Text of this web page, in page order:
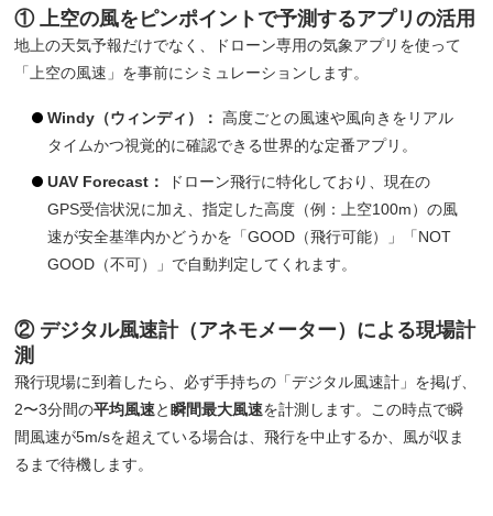
① 上空の風をピンポイントで予測するアプリの活用
地上の天気予報だけでなく、ドローン専用の気象アプリを使って
「上空の風速」を事前にシミュレーションします。
Windy（ウィンディ）： 高度ごとの風速や風向きをリアル
タイムかつ視覚的に確認できる世界的な定番アプリ。
UAV Forecast：
ドローン飛行に特化しており、現在の
GPS受信状況に加え、指定した高度（例：上空100m）の風
速が安全基準内かどうかを「GOOD（飛行可能）」「NOT
GOOD（不可）」で自動判定してくれます。
② デジタル風速計（アネモメーター）による現場計
測
飛行現場に到着したら、必ず手持ちの「デジタル風速計」を掲げ、
2〜3分間の平均風速と瞬間最大風速を計測します。この時点で瞬
間風速が5m/sを超えている場合は、飛行を中止するか、風が収ま
るまで待機します。